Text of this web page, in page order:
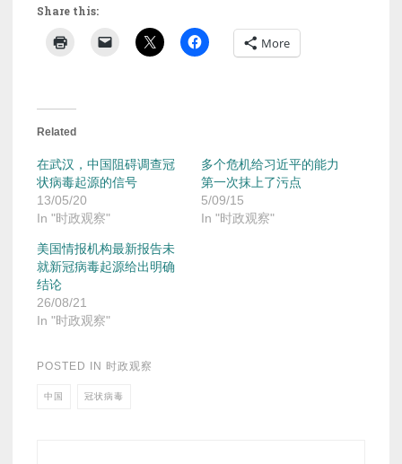
Share this:
More
Related
在武汉，中国阻碍调查冠
状病毒起源的信号
13/05/20
In "时政观察"
多个危机给习近平的能力
第一次抹上了污点
5/09/15
In "时政观察"
美国情报机构最新报告未
就新冠病毒起源给出明确
结论
26/08/21
In "时政观察"
POSTED IN 时政观察
中国 冠状病毒